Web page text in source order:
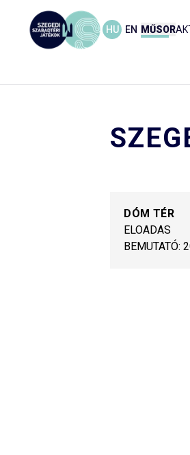
HU EN MŰSOR
DÓM TÉR
ELOADAS
BEMUTATÓ: